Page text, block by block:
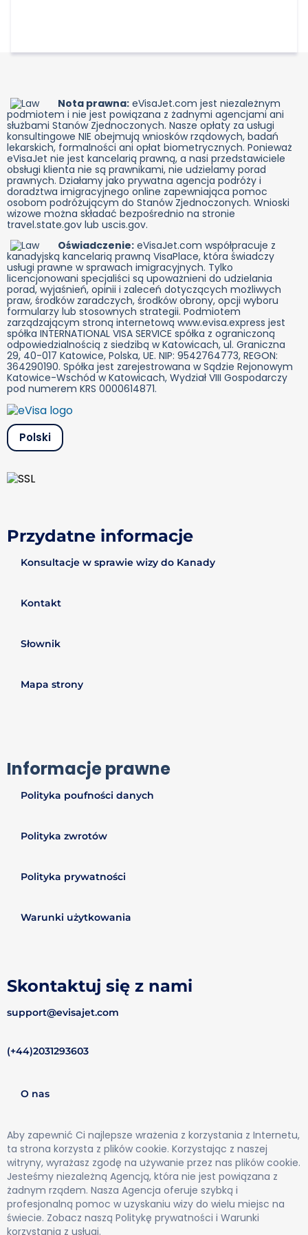
Nota prawna: eVisaJet.com jest niezależnym
podmiotem i nie jest powiązana z żadnymi agencjami ani
służbami Stanów Zjednoczonych. Nasze opłaty za usługi
konsultingowe NIE obejmują wniosków rządowych, badań
lekarskich, formalności ani opłat biometrycznych. Ponieważ
eVisaJet nie jest kancelarią prawną, a nasi przedstawiciele
obsługi klienta nie są prawnikami, nie udzielamy porad
prawnych. Działamy jako prywatna agencja podróży i
doradztwa imigracyjnego online zapewniająca pomoc
osobom podróżującym do Stanów Zjednoczonych. Wnioski
wizowe można składać bezpośrednio na stronie
travel.state.gov lub uscis.gov.
Oświadczenie: eVisaJet.com współpracuje z
kanadyjską kancelarią prawną VisaPlace, która świadczy
usługi prawne w sprawach imigracyjnych. Tylko
licencjonowani specjaliści są upoważnieni do udzielania
porad, wyjaśnień, opinii i zaleceń dotyczących możliwych
praw, środków zaradczych, środków obrony, opcji wyboru
formularzy lub stosownych strategii. Podmiotem
zarządzającym stroną internetową www.evisa.express jest
spółka INTERNATIONAL VISA SERVICE spółka z ograniczoną
odpowiedzialnością z siedzibą w Katowicach, ul. Graniczna
29, 40-017 Katowice, Polska, UE. NIP: 9542764773, REGON:
364290190. Spółka jest zarejestrowana w Sądzie Rejonowym
Katowice-Wschód w Katowicach, Wydział VIII Gospodarczy
pod numerem KRS 0000614871.
Polski
Przydatne informacje
Konsultacje w sprawie wizy do Kanady
Kontakt
Słownik
Mapa strony
Informacje prawne
Polityka poufności danych
Polityka zwrotów
Polityka prywatności
Warunki użytkowania
Skontaktuj się z nami
support@evisajet.com
(+44)2031293603
O nas
Aby zapewnić Ci najlepsze wrażenia z korzystania z Internetu,
ta strona korzysta z plików cookie. Korzystając z naszej
witryny, wyrażasz zgodę na używanie przez nas plików cookie.
Jesteśmy niezależną Agencją, która nie jest powiązana z
żadnym rządem. Nasza Agencja oferuje szybką i
profesjonalną pomoc w uzyskaniu wizy do wielu miejsc na
świecie. Zobacz naszą Politykę prywatności i Warunki
korzystania z usługi.